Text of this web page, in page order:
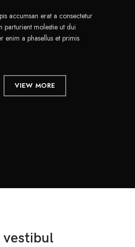
accumsan erat a consectetur
parturient molestie ut dui
enim a phasellus et primis
VIEW MORE
vestibul